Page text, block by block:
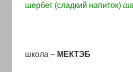
шербет (сладкий напиток)
школа – МЕКТЭБ